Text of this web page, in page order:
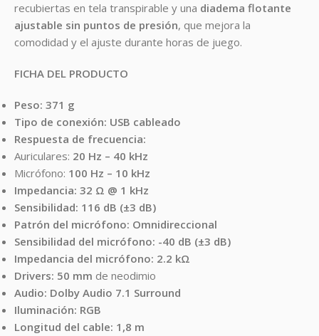
recubiertas en tela transpirable y una diadema flotante
ajustable sin puntos de presión, que mejora la
comodidad y el ajuste durante horas de juego.
FICHA DEL PRODUCTO
Peso: 371 g
Tipo de conexión: USB cableado
Respuesta de frecuencia:
Auriculares: 20 Hz – 40 kHz
Micrófono: 100 Hz – 10 kHz
Impedancia: 32 Ω @ 1 kHz
Sensibilidad: 116 dB (±3 dB)
Patrón del micrófono: Omnidireccional
Sensibilidad del micrófono: -40 dB (±3 dB)
Impedancia del micrófono: 2.2 kΩ
Drivers: 50 mm de neodimio
Audio: Dolby Audio 7.1 Surround
Iluminación: RGB
Longitud del cable: 1,8 m